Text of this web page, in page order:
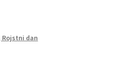
Rojstni dan